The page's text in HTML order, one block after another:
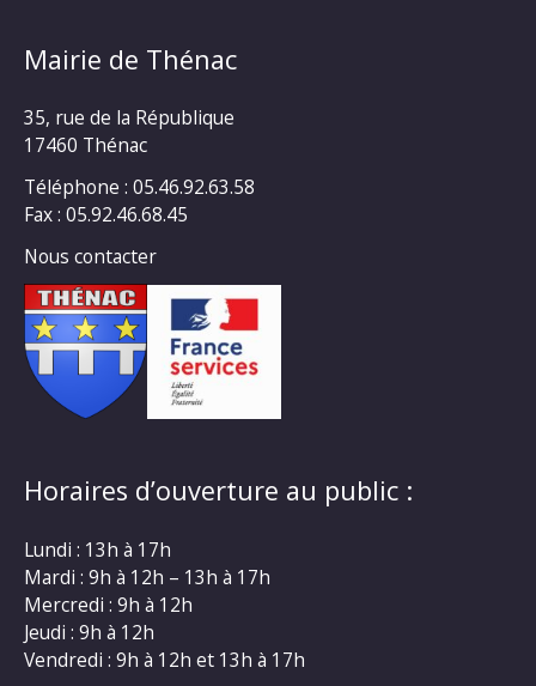
Mairie de Thénac
35, rue de la République
17460 Thénac
Téléphone : 05.46.92.63.58
Fax : 05.92.46.68.45
Nous contacter
Horaires d’ouverture au public :
Lundi : 13h à 17h
Mardi : 9h à 12h – 13h à 17h
Mercredi : 9h à 12h
Jeudi : 9h à 12h
Vendredi : 9h à 12h et 13h à 17h